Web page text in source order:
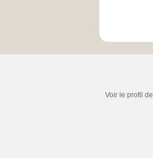
Voir le profil de